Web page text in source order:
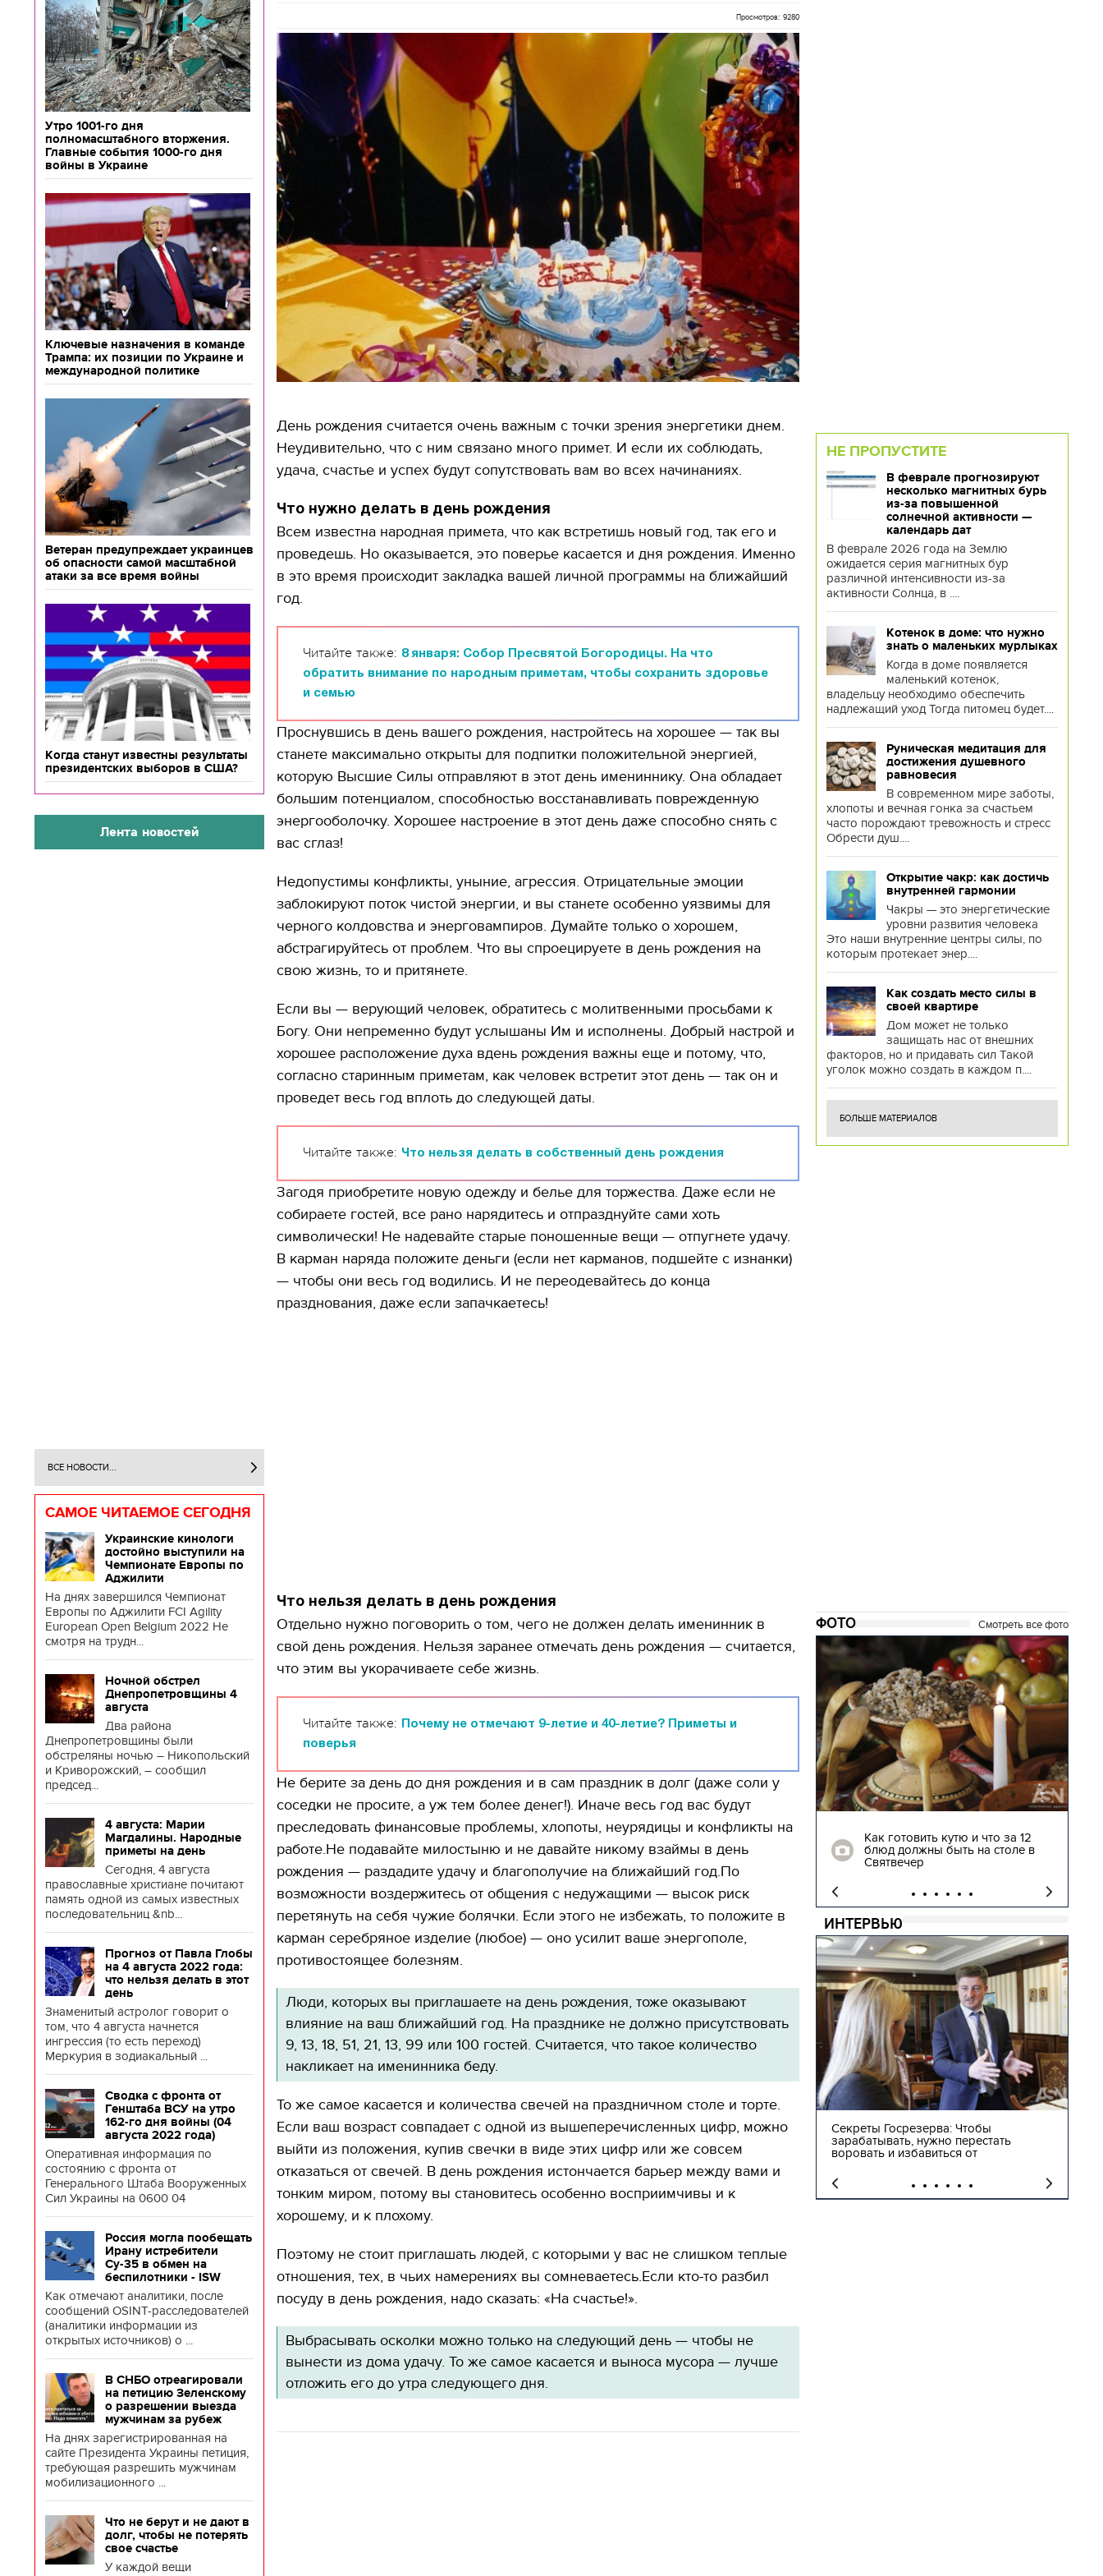
Утро 1001-го дня
полномасштабного вторжения.
Главные события 1000-го дня
войны в Украине
Ключевые назначения в команде
Трампа: их позиции по Украине и
международной политике
Ветеран предупреждает украинцев
об опасности самой масштабной
атаки за все время войны
Когда станут известны результаты
президентских выборов в США?
Лента новостей
ВСЕ НОВОСТИ...
САМОЕ ЧИТАЕМОЕ СЕГОДНЯ
Украинские кинологи
достойно выступили на
Чемпионате Европы по
Аджилити
На днях завершился Чемпионат
Европы по Аджилити FCI Agility
European Open Belgium 2022 Не
смотря на трудн...
Ночной обстрел
Днепропетровщины 4
августа
Два района
Днепропетровщины были
обстреляны ночью – Никопольский
и Криворожский, – сообщил
председ...
4 августа: Марии
Магдалины. Народные
приметы на день
Сегодня, 4 августа
православные христиане почитают
память одной из самых известных
последовательниц &nb...
Прогноз от Павла Глобы
на 4 августа 2022 года:
что нельзя делать в этот
день
Знаменитый астролог говорит о
том, что 4 августа начнется
ингрессия (то есть переход)
Меркурия в зодиакальный ...
Сводка с фронта от
Генштаба ВСУ на утро
162-го дня войны (04
августа 2022 года)
Оперативная информация по
состоянию с фронта от
Генерального Штаба Вооруженных
Сил Украины на 0600 04
Россия могла пообещать
Ирану истребители
Су-35 в обмен на
беспилотники - ISW
Как отмечают аналитики, после
сообщений OSINT-расследователей
(аналитики информации из
открытых источников) о ...
В СНБО отреагировали
на петицию Зеленскому
о разрешении выезда
мужчинам за рубеж
На днях зарегистрированная на
сайте Президента Украины петиция,
требующая разрешить мужчинам
мобилизационного ...
Что не берут и не дают в
долг, чтобы не потерять
свое счастье
У каждой вещи
Просмотров: 9280
День рождения считается очень важным с точки зрения энергетики днем.
Неудивительно, что с ним связано много примет. И если их соблюдать,
удача, счастье и успех будут сопутствовать вам во всех начинаниях.
Что нужно делать в день рождения
Всем известна народная примета, что как встретишь новый год, так его и
проведешь. Но оказывается, это поверье касается и дня рождения. Именно
в это время происходит закладка вашей личной программы на ближайший
год.
Читайте также: 8 января: Собор Пресвятой Богородицы. На что
обратить внимание по народным приметам, чтобы сохранить здоровье
и семью
Проснувшись в день вашего рождения, настройтесь на хорошее — так вы
станете максимально открыты для подпитки положительной энергией,
которую Высшие Силы отправляют в этот день имениннику. Она обладает
большим потенциалом, способностью восстанавливать поврежденную
энергооболочку. Хорошее настроение в этот день даже способно снять с
вас сглаз!
Недопустимы конфликты, уныние, агрессия. Отрицательные эмоции
заблокируют поток чистой энергии, и вы станете особенно уязвимы для
черного колдовства и энерговампиров. Думайте только о хорошем,
абстрагируйтесь от проблем. Что вы спроецируете в день рождения на
свою жизнь, то и притянете.
Если вы — верующий человек, обратитесь с молитвенными просьбами к
Богу. Они непременно будут услышаны Им и исполнены. Добрый настрой и
хорошее расположение духа вдень рождения важны еще и потому, что,
согласно старинным приметам, как человек встретит этот день — так он и
проведет весь год вплоть до следующей даты.
Читайте также: Что нельзя делать в собственный день рождения
Загодя приобретите новую одежду и белье для торжества. Даже если не
собираете гостей, все рано нарядитесь и отпразднуйте сами хоть
символически! Не надевайте старые поношенные вещи — отпугнете удачу.
В карман наряда положите деньги (если нет карманов, подшейте с изнанки)
— чтобы они весь год водились. И не переодевайтесь до конца
празднования, даже если запачкаетесь!
Что нельзя делать в день рождения
Отдельно нужно поговорить о том, чего не должен делать именинник в
свой день рождения. Нельзя заранее отмечать день рождения — считается,
что этим вы укорачиваете себе жизнь.
Читайте также:
Почему не отмечают 9-летие и 40-летие? Приметы и
поверья
Не берите за день до дня рождения и в сам праздник в долг (даже соли у
соседки не просите, а уж тем более денег!). Иначе весь год вас будут
преследовать финансовые проблемы, хлопоты, неурядицы и конфликты на
работе.Не подавайте милостыню и не давайте никому взаймы в день
рождения — раздадите удачу и благополучие на ближайший год.По
возможности воздержитесь от общения с недужащими — высок риск
перетянуть на себя чужие болячки. Если этого не избежать, то положите в
карман серебряное изделие (любое) — оно усилит ваше энергополе,
противостоящее болезням.
Люди, которых вы приглашаете на день рождения, тоже оказывают
влияние на ваш ближайший год. На празднике не должно присутствовать
9, 13, 18, 51, 21, 13, 99 или 100 гостей. Считается, что такое количество
накликает на именинника беду.
То же самое касается и количества свечей на праздничном столе и торте.
Если ваш возраст совпадает с одной из вышеперечисленных цифр, можно
выйти из положения, купив свечки в виде этих цифр или же совсем
отказаться от свечей. В день рождения истончается барьер между вами и
тонким миром, потому вы становитесь особенно восприимчивы и к
хорошему, и к плохому.
Поэтому не стоит приглашать людей, с которыми у вас не слишком теплые
отношения, тех, в чьих намерениях вы сомневаетесь.Если кто-то разбил
посуду в день рождения, надо сказать: «На счастье!».
Выбрасывать осколки можно только на следующий день — чтобы не
вынести из дома удачу. То же самое касается и выноса мусора — лучше
отложить его до утра следующего дня.
НЕ ПРОПУСТИТЕ
В феврале прогнозируют
несколько магнитных бурь
из-за повышенной
солнечной активности —
календарь дат
В феврале 2026 года на Землю
ожидается серия магнитных бур
различной интенсивности из-за
активности Солнца, в ....
Котенок в доме: что нужно
знать о маленьких мурлыках
Когда в доме появляется
маленький котенок,
владельцу необходимо обеспечить
надлежащий уход Тогда питомец будет....
Руническая медитация для
достижения душевного
равновесия
В современном мире заботы,
хлопоты и вечная гонка за счастьем
часто порождают тревожность и стресс
Обрести душ....
Открытие чакр: как достичь
внутренней гармонии
Чакры — это энергетические
уровни развития человека
Это наши внутренние центры силы, по
которым протекает энер....
Как создать место силы в
своей квартире
Дом может не только
защищать нас от внешних
факторов, но и придавать сил Такой
уголок можно создать в каждом п....
БОЛЬШЕ МАТЕРИАЛОВ
ФОТО Смотреть все фото
Времена Руси: как выглядят
декорации к фильму
"Сторожевая застава"
Как готовить кутю и что за 12
блюд должны быть на столе в
Святвечер
ИНТЕРВЬЮ
Игорь Смилянский. Как «Укрпочта»
счета, продавать дешевые товары и
вооружать почтальонов
Секреты Госрезерва: Чтобы
зарабатывать, нужно перестать
воровать и избавиться от
«нечистоплотных» людей
Лев Парцхаладзе: Надо не закрывать
школы, а строить такие, чтобы дети
сами захотели в них перейти